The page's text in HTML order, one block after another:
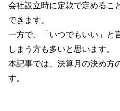
会社設立時に定款で定めるこ
できます。
一方で、「いつでもいい」と
しまう方も多いと思います。
本記事では、決算月の決め方
す。